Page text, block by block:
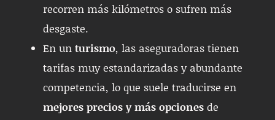
recorren más kilómetros o sufren más
desgaste.
En un turismo, las aseguradoras tienen
tarifas muy estandarizadas y abundante
competencia, lo que suele traducirse en
mejores precios y más opciones de